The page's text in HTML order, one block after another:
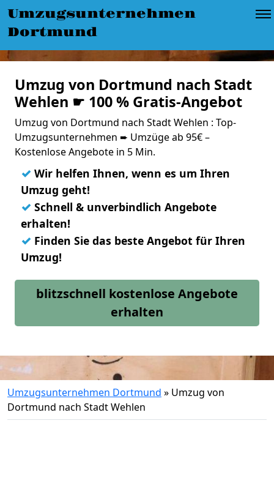
Umzugsunternehmen
Dortmund
Umzug von Dortmund nach Stadt
Wehlen ☛ 100 % Gratis-Angebot
Umzug von Dortmund nach Stadt Wehlen : Top-
Umzugsunternehmen ➨ Umzüge ab 95€ –
Kostenlose Angebote in 5 Min.
✓ Wir helfen Ihnen, wenn es um Ihren
Umzug geht!
✓ Schnell & unverbindlich Angebote
erhalten!
✓ Finden Sie das beste Angebot für Ihren
Umzug!
blitzschnell kostenlose Angebote
erhalten
Umzugsunternehmen Dortmund » Umzug von
Dortmund nach Stadt Wehlen